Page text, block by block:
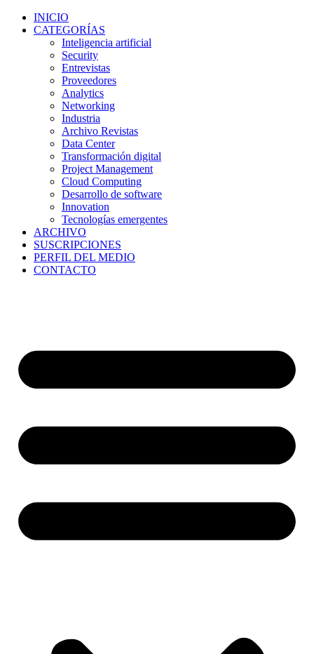
INICIO
CATEGORÍAS
Inteligencia artificial
Security
Entrevistas
Proveedores
Analytics
Networking
Industria
Archivo Revistas
Data Center
Transformación digital
Project Management
Cloud Computing
Desarrollo de software
Innovation
Tecnologías emergentes
ARCHIVO
SUSCRIPCIONES
PERFIL DEL MEDIO
CONTACTO